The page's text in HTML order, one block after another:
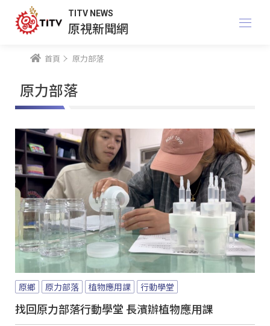
TITV NEWS
原視新聞網
首頁 原力部落
原力部落
原鄉 原力部落 植物應用課 行動學堂
找回原力部落行動學堂 長濱辦植物應用課